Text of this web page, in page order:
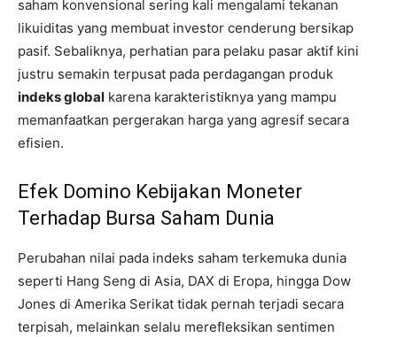
saham konvensional sering kali mengalami tekanan
likuiditas yang membuat investor cenderung bersikap
pasif. Sebaliknya, perhatian para pelaku pasar aktif kini
justru semakin terpusat pada perdagangan produk
indeks global karena karakteristiknya yang mampu
memanfaatkan pergerakan harga yang agresif secara
efisien.
Efek Domino Kebijakan Moneter
Terhadap Bursa Saham Dunia
Perubahan nilai pada indeks saham terkemuka dunia
seperti Hang Seng di Asia, DAX di Eropa, hingga Dow
Jones di Amerika Serikat tidak pernah terjadi secara
terpisah, melainkan selalu merefleksikan sentimen